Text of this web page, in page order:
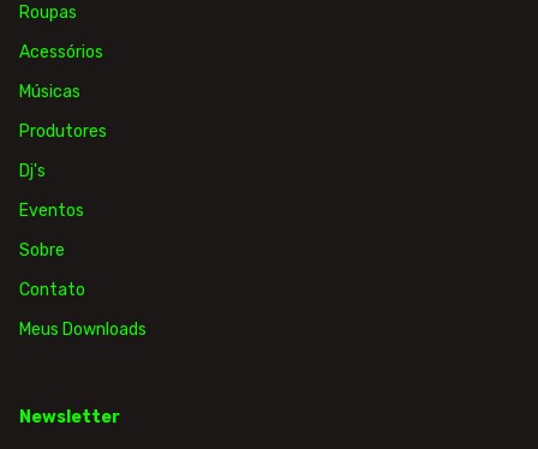
Roupas
Acessórios
Músicas
Produtores
Dj's
Eventos
Sobre
Contato
Meus Downloads
Newsletter